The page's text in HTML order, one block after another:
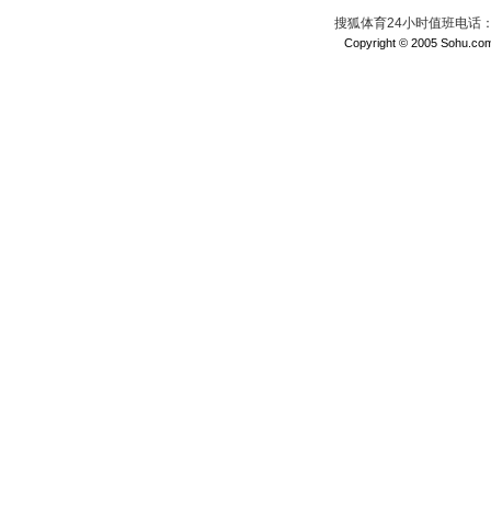
搜狐体育24小时值班电话
Copyright © 2005